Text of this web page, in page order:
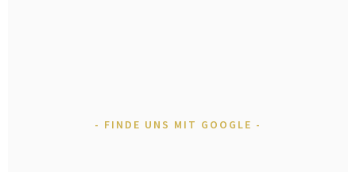
FINDE UNS MIT GOOGLE